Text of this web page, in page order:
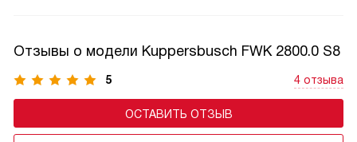
Отзывы о модели Kuppersbusch FWK 2800.0 S8
5 4 отзыва
ОСТАВИТЬ ОТЗЫВ